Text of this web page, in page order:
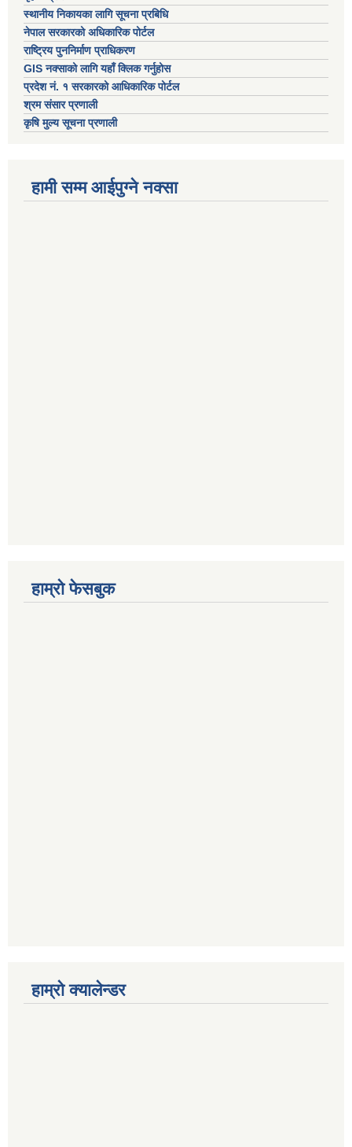
स्थानीय निकायका लागि सूचना प्रबिधि
नेपाल सरकारको अधिकारिक पोर्टल
राष्ट्रिय पुननिर्माण प्राधिकरण
GIS नक्साको लागि यहाँ क्लिक गर्नुहोस
प्रदेश नं. १ सरकारको आधिकारिक पोर्टल
श्रम संसार प्रणाली
कृषि मुल्य सूचना प्रणाली
हामी सम्म आईपुग्ने नक्सा
हाम्रो फेसबुक
हाम्रो क्यालेन्डर